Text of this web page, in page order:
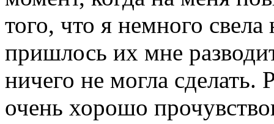
того, что я немного
пришлось их мне
ничего не могла сделать.
очень хорошо